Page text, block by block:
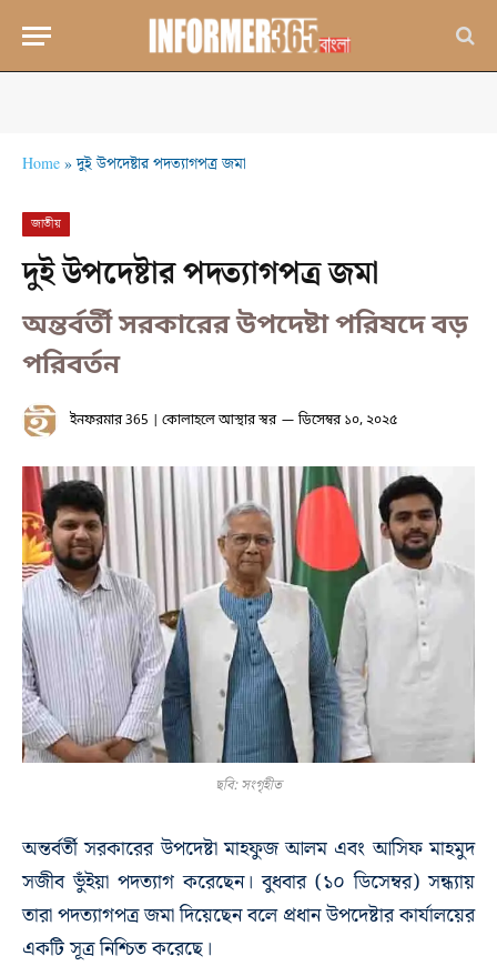
Home»দুই উপদেষ্টার পদত্যাগপত্র জমা
জাতীয়
দুই উপদেষ্টার পদত্যাগপত্র জমা
অন্তর্বর্তী সরকারের উপদেষ্টা পরিষদে বড়
পরিবর্তন
ইনফরমার 365 | কোলাহলে আস্থার স্বর ডিসেম্বর ১০, ২০২৫
ছবি: সংগৃহীত
অন্তর্বর্তী সরকারের উপদেষ্টা মাহফুজ আলম এবং আসিফ মাহমুদ
সজীব ভুঁইয়া পদত্যাগ করেছেন। বুধবার (১০ ডিসেম্বর) সন্ধ্যায়
তারা পদত্যাগপত্র জমা দিয়েছেন বলে প্রধান উপদেষ্টার কার্যালয়ের
একটি সূত্র নিশ্চিত করেছে।